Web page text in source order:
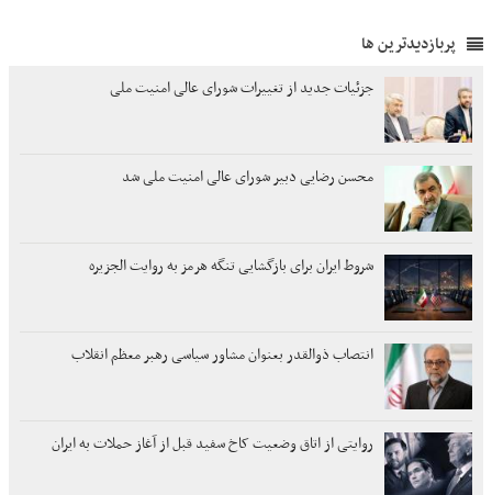
پربازدیدترین ها
جزئیات جدید از تغییرات شورای عالی امنیت ملی
محسن رضایی دبیر شورای عالی امنیت ملی شد
شروط ایران برای بازگشایی تنگه هرمز به روایت الجزیره
انتصاب ذوالقدر بعنوان مشاور سیاسی رهبر معظم انقلاب
روایتی از اتاق وضعیت کاخ سفید قبل از آغاز حملات به ایران